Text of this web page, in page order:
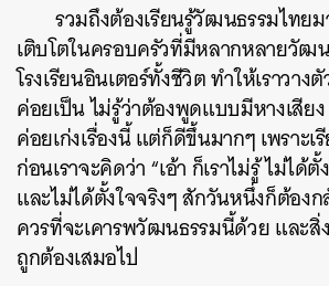
รวมถึงต้องเรียนรู้วัฒนธรรมไทยม
เติบโตในครอบครัวที่มีหลากหลายวัฒ
โรงเรียนอินเตอร์ทั้งชีวิต ทำให้เราวา
ค่อยเป็น ไม่รู้ว่าต้องพูดแบบมีหางเสีย
ค่อยเก่งเรื่องนี้ แต่ก็ดีขึ้นมากๆ เพราะเ
ก่อนเราจะคิดว่า “เอ้า ก็เราไม่รู้ ไม่ได้
และไม่ได้ตั้งใจจริงๆ สักวันหนึ่งก็ต้อง
ควรที่จะเคารพวัฒนธรรมนี้ด้วย และสิ่
ถูกต้องเสมอไป